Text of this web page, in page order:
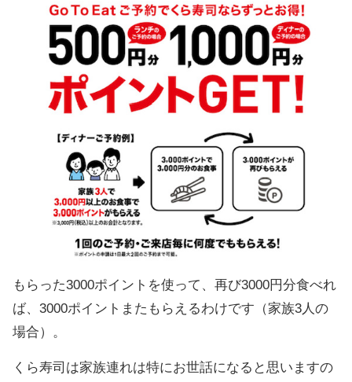
もらった3000ポイントを使って、再び3000円分食べれ
ば、3000ポイントまたもらえるわけです（家族3人の
場合）。
くら寿司は家族連れは特にお世話になると思いますの